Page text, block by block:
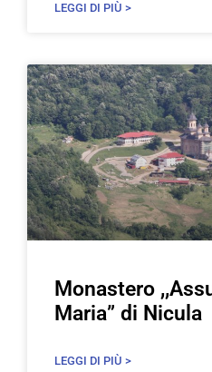
LEGGI DI PIÙ >
Monastero
Maria” di Nicula
LEGGI DI PIÙ >